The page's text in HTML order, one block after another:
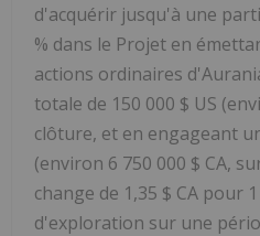
d'acquérir jusqu'à une
% dans le Projet en
actions ordinaires
totale de 150 000 $ US
clôture, et en engageant
(environ 6 750 000 $ CA,
change de 1,35 $ CA pour
d'exploration sur une